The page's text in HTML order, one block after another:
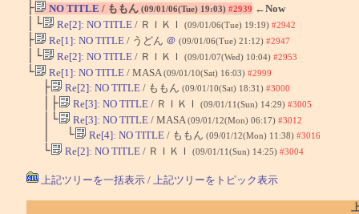
├ NO TITLE / ももん (09/01/06(Tue) 19:03) #2939 ←Now
│└ Re[2]: NO TITLE/ ＲＩＫＩ (09/01/06(Tue) 19:19) #2942
├ Re[1]: NO TITLE/ うどん ＠ (09/01/06(Tue) 21:12) #2947
│└ Re[2]: NO TITLE/ ＲＩＫＩ (09/01/07(Wed) 10:04) #2953
└ Re[1]: NO TITLE/ MASA (09/01/10(Sat) 16:03) #2999
├ Re[2]: NO TITLE/ ももん (09/01/10(Sat) 18:31) #3000
│├ Re[3]: NO TITLE/ ＲＩＫＩ (09/01/11(Sun) 14:29) #3005
│└ Re[3]: NO TITLE/ MASA (09/01/12(Mon) 06:17) #3012
│ └ Re[4]: NO TITLE/ ももん (09/01/12(Mon) 11:38) #3016
└ Re[2]: NO TITLE/ ＲＩＫＩ (09/01/11(Sun) 14:25) #3004
上記ツリーを一括表示/ 上記ツリーをトピック表示